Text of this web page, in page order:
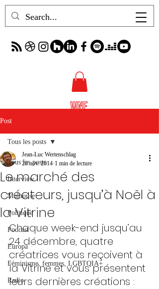
Post
Tous les posts
Interview
Mulhouse
Politique
Podcast
Europa
Féminisme, femmes, LGBTQIA+
Radio
Tous les posts
Le marché des
créateurs, jusqu’à Noël à
la Vitrine
Jean-Luc Wertenschlag
28 nov. 2014 1 min de lecture
Chaque week-end jusqu’au
24 décembre, quatre
créatrices vous reçoivent à
la Vitrine et vous présentent
leurs dernières créations :